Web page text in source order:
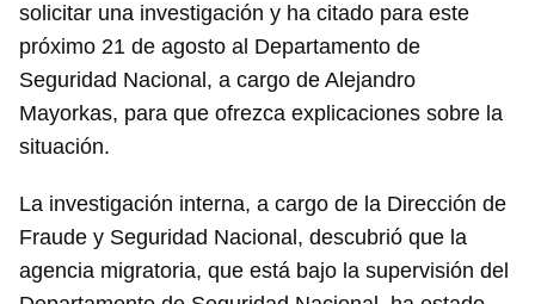
solicitar una investigación y ha citado para este
próximo 21 de agosto al Departamento de
Seguridad Nacional, a cargo de Alejandro
Mayorkas, para que ofrezca explicaciones sobre la
situación.
La investigación interna, a cargo de la Dirección de
Fraude y Seguridad Nacional, descubrió que la
agencia migratoria, que está bajo la supervisión del